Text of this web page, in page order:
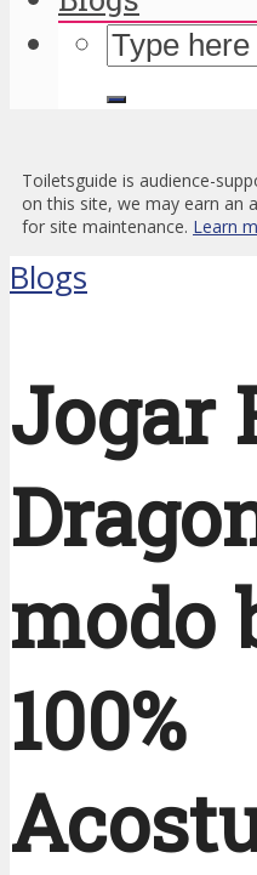
Toiletsguide is audience-
on this site, we may earn an
for site maintenance. Learn
Blogs
Jogar
modo
100%